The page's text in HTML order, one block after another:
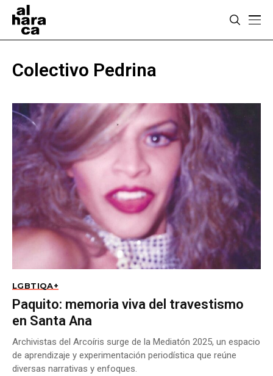
Colectivo Pedrina
LGBTIQA+
Paquito: memoria viva del travestismo
en Santa Ana
Archivistas del Arcoíris surge de la Mediatón 2025, un espacio
de aprendizaje y experimentación periodística que reúne
diversas narrativas y enfoques.